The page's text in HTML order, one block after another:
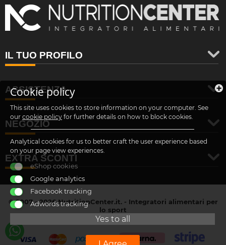
IL TUO PROFILO
ASSISTENZA
NEGOZIO
EXTRA SCONTI
© 2007 - 2026 NutritionCenter.it. - Integratori alimentari per
lo sport
customer@nutritioncenter.it
Cookie policy
This site uses cookies to store information on your computer. See
our cookie policy for further details on how to block cookies.
Analytical cookies for us to better craft the user experience based
on your page view experiences.
eShop cookies
Google analytics
Facebook tracking
Adwords tracking
Yes to all